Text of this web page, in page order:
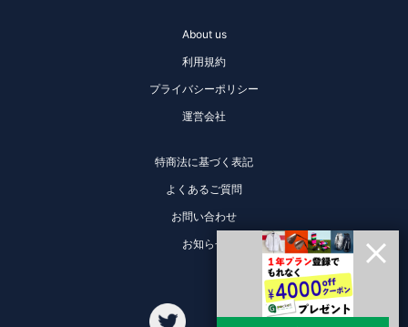
About us
利用規約
プライバシーポリシー
運営会社
特商法に基づく表記
よくあるご質問
お問い合わせ
お知らせ